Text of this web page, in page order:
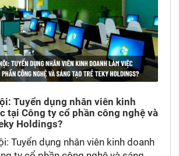
Tuyển dụng nhân viên kinh
tại Công ty cổ phần công nghệ và
Holdings?
Tuyển dụng nhân viên kinh doanh